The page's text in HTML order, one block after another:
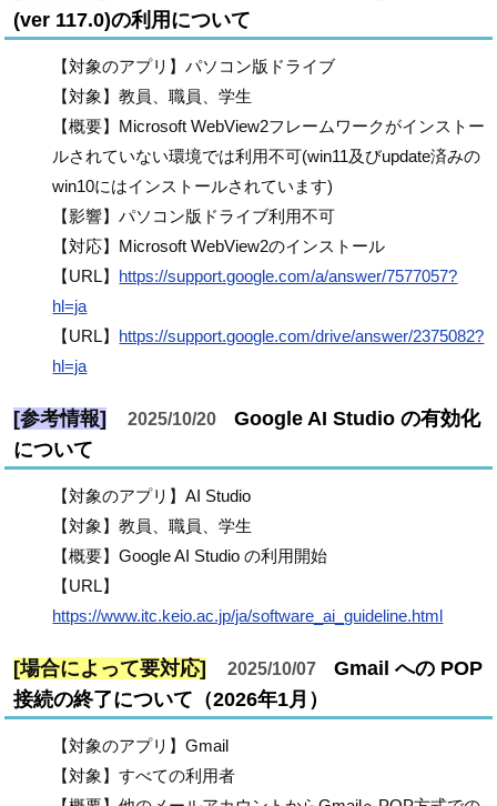
(ver 117.0)の利用について
【対象のアプリ】パソコン版ドライブ
【対象】教員、職員、学生
【概要】Microsoft WebView2フレームワークがインストー
ルされていない環境では利用不可(win11及びupdate済みの
win10にはインストールされています)
【影響】パソコン版ドライブ利用不可
【対応】Microsoft WebView2のインストール
【URL】 https://support.google.com/a/answer/7577057?
hl=ja
【URL】 https://support.google.com/drive/answer/2375082?
hl=ja
[参考情報] 2025/10/20
Google AI Studio の有効化
について
【対象のアプリ】AI Studio
【対象】教員、職員、学生
【概要】Google AI Studio の利用開始
【URL】
https://www.itc.keio.ac.jp/ja/software_ai_guideline.html
[場合によって要対応] 2025/10/07
Gmail への POP
接続の終了について（2026年1月）
【対象のアプリ】Gmail
【対象】すべての利用者